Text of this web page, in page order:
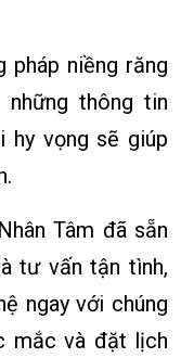
niềng răng
những thông tin
hy vọng sẽ giúp
Tâm đã sẵn
tư vấn tận tình,
ngay với chúng
mắc và đặt lịch